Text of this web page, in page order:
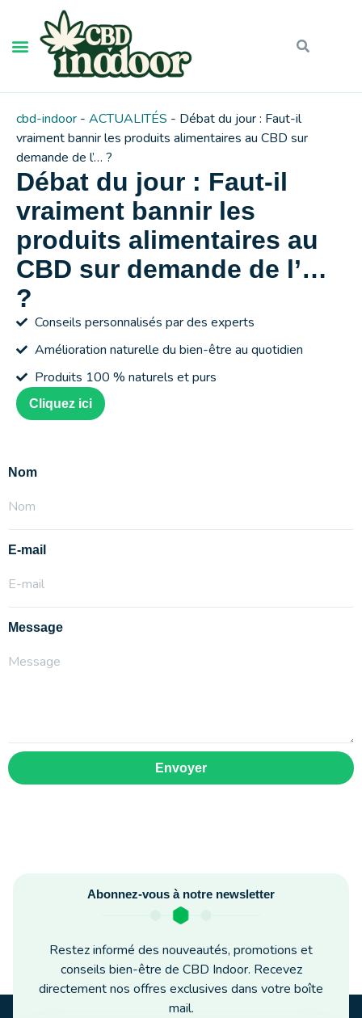
cbd-indoor - ACTUALITÉS - Débat du jour : Faut-il
vraiment bannir les produits alimentaires au CBD sur
demande de l’… ?
Débat du jour : Faut-il
vraiment bannir les
produits alimentaires au
CBD sur demande de l’…
?
Conseils personnalisés par des experts
Amélioration naturelle du bien-être au quotidien
Produits 100 % naturels et purs
Cliquez ici
Nom
E-mail
Message
Envoyer
Abonnez-vous à notre newsletter
Restez informé des nouveautés, promotions et
conseils bien-être de CBD Indoor. Recevez
directement nos offres exclusives dans votre boîte
mail.